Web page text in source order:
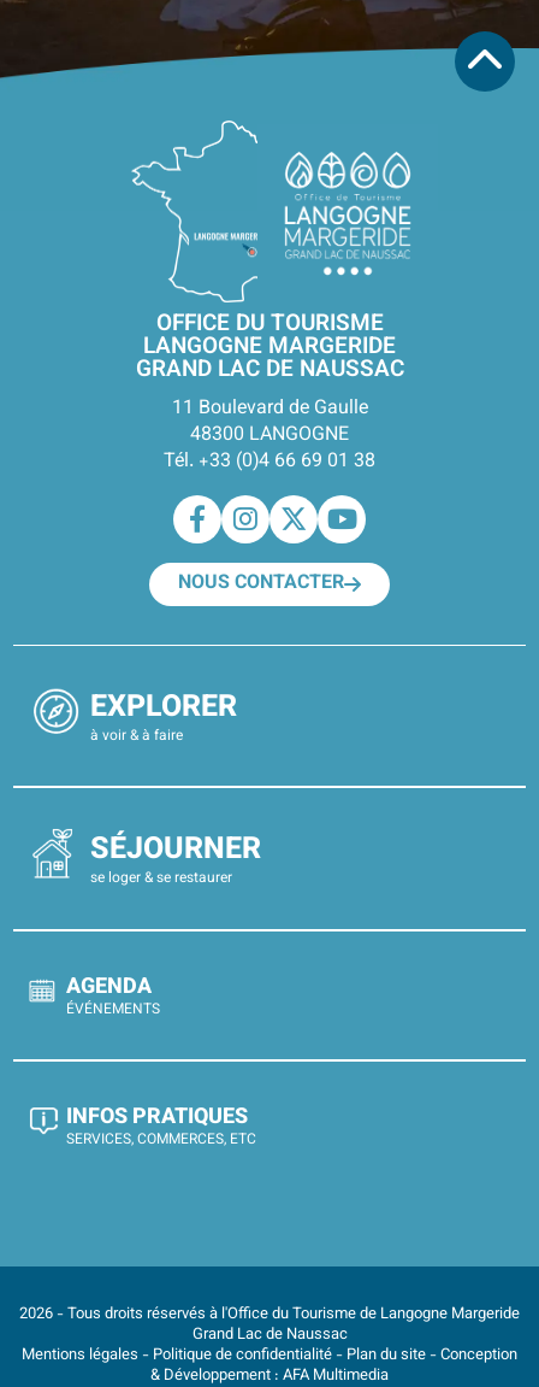
OFFICE DU TOURISME
LANGOGNE MARGERIDE
GRAND LAC DE NAUSSAC
11 Boulevard de Gaulle
48300 LANGOGNE
Tél. +33 (0)4 66 69 01 38
NOUS CONTACTER
EXPLORER
à voir & à faire
SÉJOURNER
se loger & se restaurer
AGENDA
ÉVÉNEMENTS
INFOS PRATIQUES
SERVICES, COMMERCES, ETC
2026 - Tous droits réservés à l'Office du Tourisme de Langogne Margeride
Grand Lac de Naussac
Mentions légales - Politique de confidentialité - Plan du site - Conception
& Développement : AFA Multimedia